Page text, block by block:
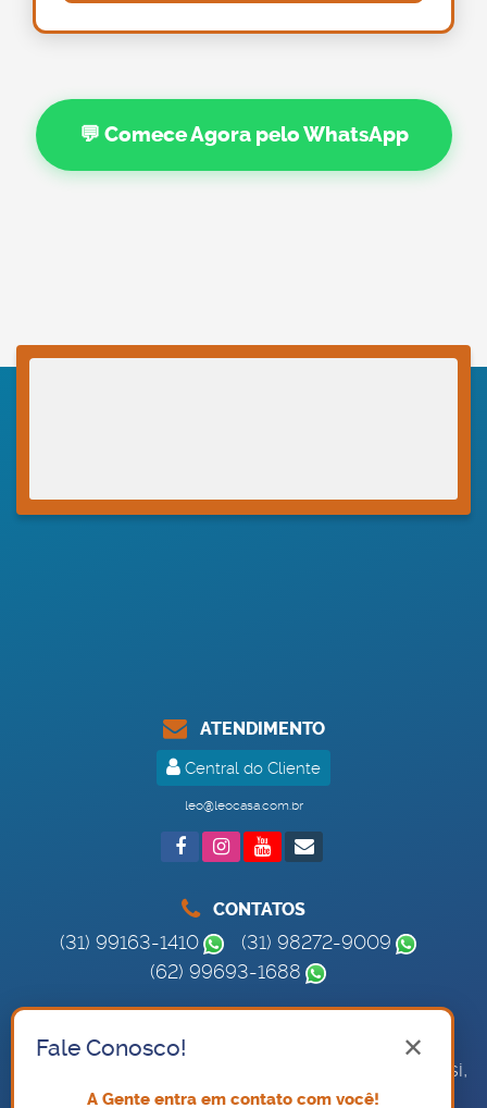
💬 Comece Agora pelo WhatsApp
Fale Conosco! ✕
A Gente entra em contato com você!
ATENDIMENTO
Central do Cliente
leo@leocasa.com.br
CONTATOS
(31) 99163-1410
(31) 98272-9009
(62) 99693-1688
ONDE ESTAMOS
Savassi,
Belo Horizonte,MG,Brasil